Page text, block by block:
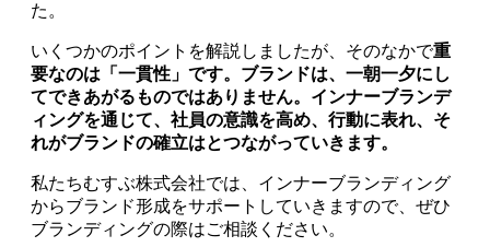
た。
いくつかのポイントを解説しましたが、そのなかで重
要なのは「一貫性」です。ブランドは、一朝一夕にし
てできあがるものではありません。インナーブランデ
ィングを通じて、社員の意識を高め、行動に表れ、そ
れがブランドの確立はとつながっていきます。
私たちむすぶ株式会社では、インナーブランディング
からブランド形成をサポートしていきますので、ぜひ
ブランディングの際はご相談ください。